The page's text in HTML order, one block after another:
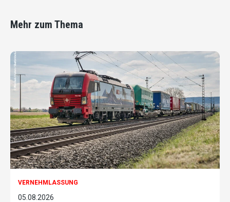
Mehr zum Thema
VERNEHMLASSUNG
05.08.2026